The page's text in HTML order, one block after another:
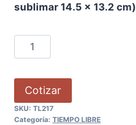
sublimar 14.5 x 13.2 cm)
Cotizar
SKU: TL217
Categoría: TIEMPO LIBRE